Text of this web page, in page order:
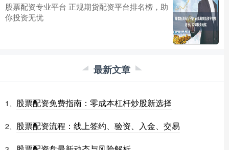
股票配资专业平台 正规期货配资平台排名榜，助
你投资无忧
最新文章
1、 股票配资免费指南：零成本杠杆炒股新选择
2、 股票配资流程：线上签约、验资、入金、交易